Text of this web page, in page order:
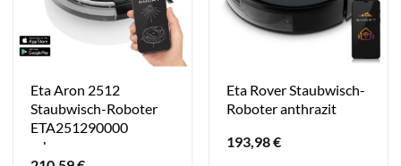
Eta Aron 2512
Staubwisch-Roboter
ETA251290000
schwarz
Eta Rover Staubwisch-
Roboter anthrazit
193,98€